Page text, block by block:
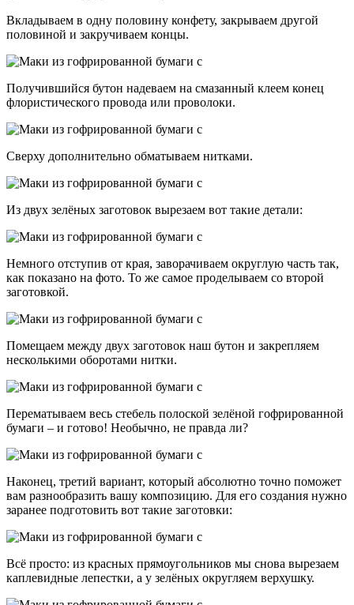
Вкладываем в одну половину конфету, закрываем другой
половиной и закручиваем концы.
Получившийся бутон надеваем на смазанный клеем конец
флористического провода или проволоки.
Сверху дополнительно обматываем нитками.
Из двух зелёных заготовок вырезаем вот такие детали:
Немного отступив от края, заворачиваем округлую часть так,
как показано на фото. То же самое проделываем со второй
заготовкой.
Помещаем между двух заготовок наш бутон и закрепляем
несколькими оборотами нитки.
Перематываем весь стебель полоской зелёной гофрированной
бумаги – и готово! Необычно, не правда ли?
Наконец, третий вариант, который абсолютно точно поможет
вам разнообразить вашу композицию. Для его создания нужно
заранее подготовить вот такие заготовки:
Всё просто: из красных прямоугольников мы снова вырезаем
каплевидные лепестки, а у зелёных округляем верхушку.